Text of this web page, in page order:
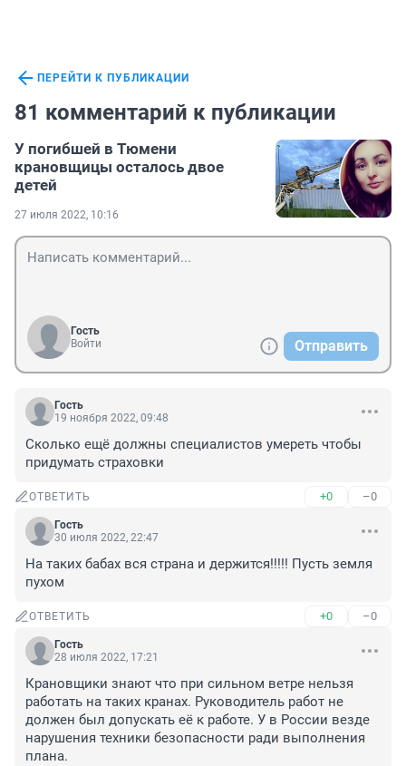
ПЕРЕЙТИ К ПУБЛИКАЦИИ
81 комментарий к публикации
У погибшей в Тюмени
крановщицы осталось двое
детей
27 июля 2022, 10:16
Гость
Войти
Отправить
Гость
19 ноября 2022, 09:48
Сколько ещё должны специалистов умереть чтобы
придумать страховки
ОТВЕТИТЬ +0 –0
Гость
30 июля 2022, 22:47
На таких бабах вся страна и держится!!!!! Пусть земля
пухом
ОТВЕТИТЬ +0 –0
Гость
28 июля 2022, 17:21
Крановщики знают что при сильном ветре нельзя
работать на таких кранах. Руководитель работ не
должен был допускать её к работе. У в России везде
нарушения техники безопасности ради выполнения
плана.